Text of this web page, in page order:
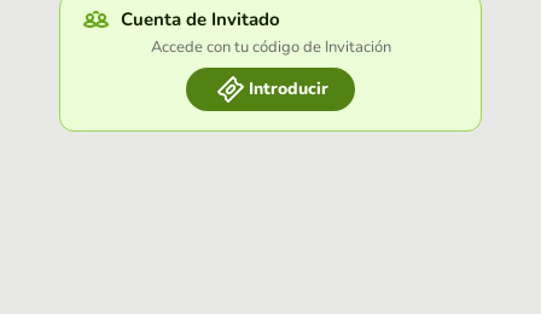
Cuenta de Invitado
Accede con tu código de Invitación
Introducir